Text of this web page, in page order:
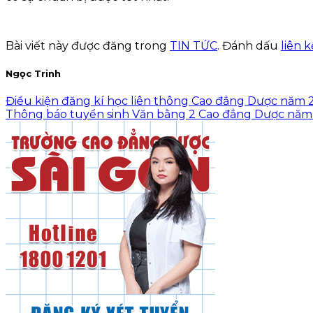
Bài viết này được đăng trong TIN TỨC. Đánh dấu liên
Ngọc Trinh
Điều kiện đăng kí học liên thông Cao đẳng Dược năm
Thông báo tuyển sinh Văn bằng 2 Cao đẳng Dược